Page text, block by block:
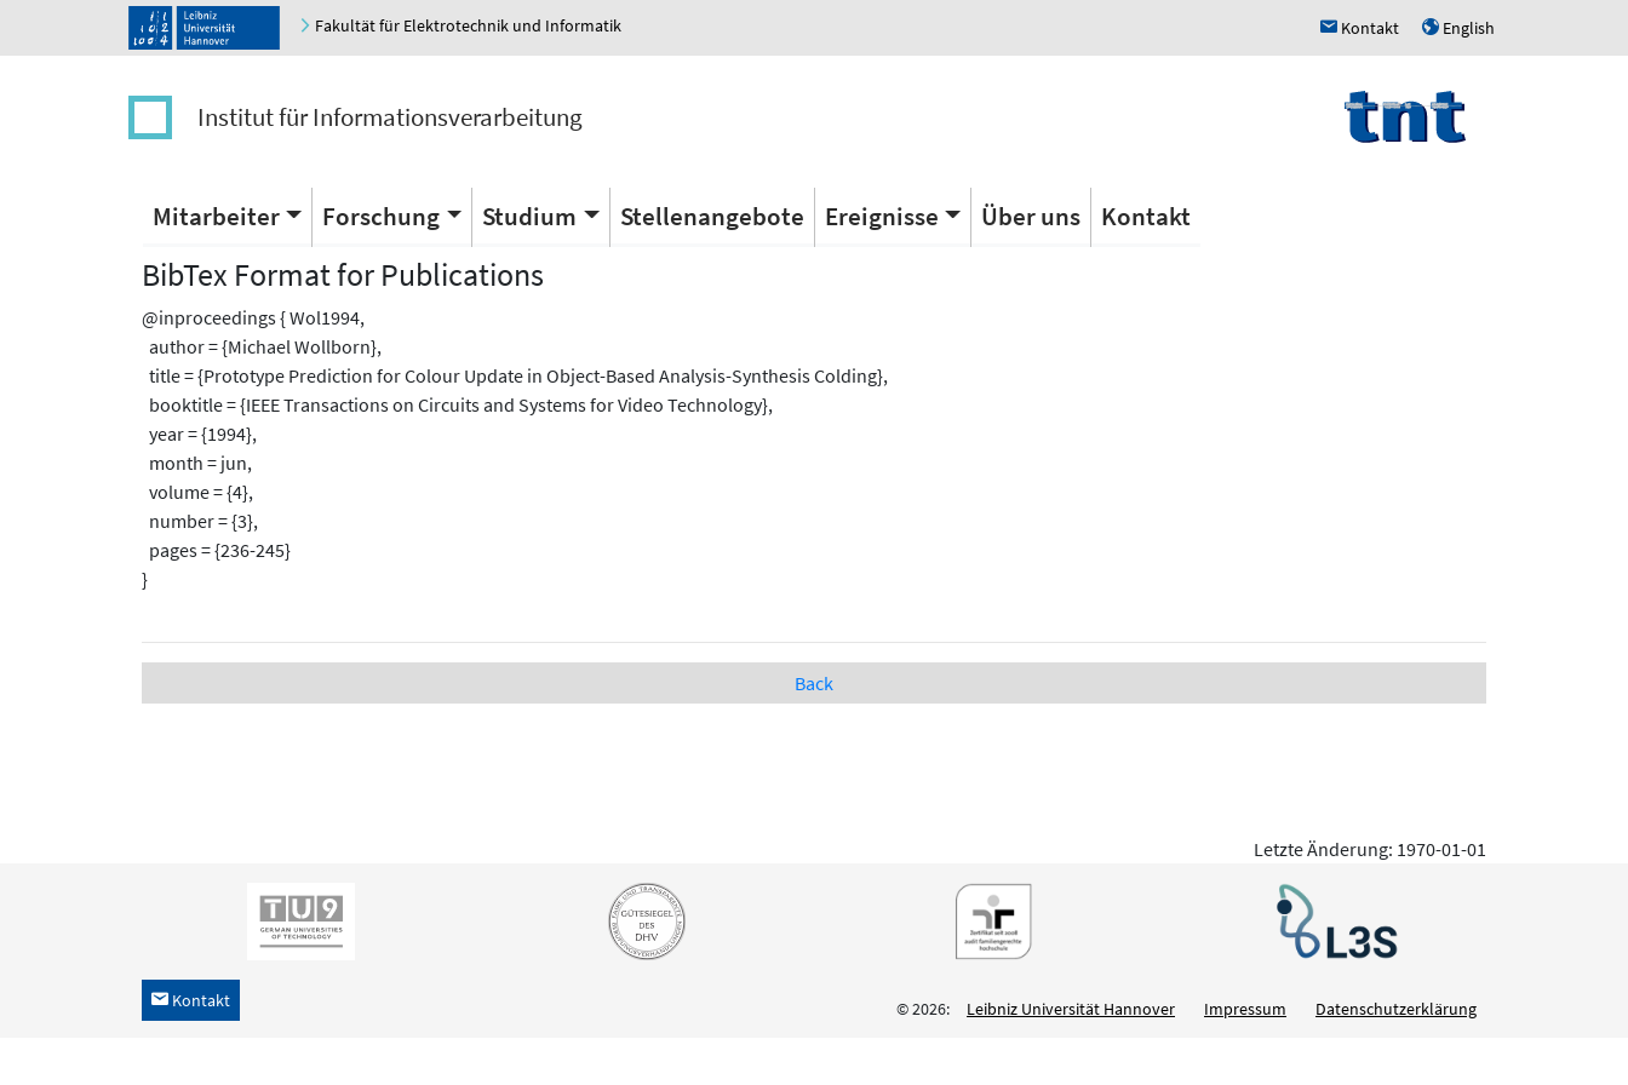
Fakultät für Elektrotechnik und Informatik h Kontakt u English
Institut für Informationsverarbeitung
Mitarbeiter Forschung Studium Stellenangebote Ereignisse Über uns Kontakt
BibTex Format for Publications
@inproceedings { Wol1994,
author = {Michael Wollborn},
title = {Prototype Prediction for Colour Update in Object-Based Analysis-Synthesis Colding},
booktitle = {IEEE Transactions on Circuits and Systems for Video Technology},
year = {1994},
month = jun,
volume = {4},
number = {3},
pages = {236-245}
}
Back
Letzte Änderung: 1970-01-01
h Kontakt © 2026: Leibniz Universität Hannover Impressum Datenschutzerklärung